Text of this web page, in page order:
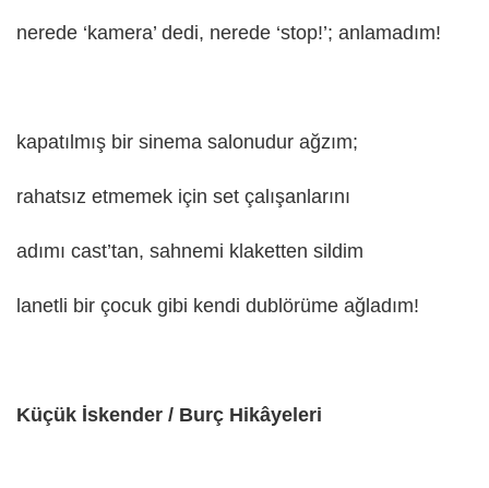
nerede ‘kamera’ dedi, nerede ‘stop!’; anlamadım!
kapatılmış bir sinema salonudur ağzım;
rahatsız etmemek için set çalışanlarını
adımı cast’tan, sahnemi klaketten sildim
lanetli bir çocuk gibi kendi dublörüme ağladım!
Küçük İskender / Burç Hikâyeleri